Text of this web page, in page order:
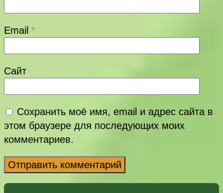
Email *
Сайт
Сохранить моё имя, email и адрес сайта в
этом браузере для последующих моих
комментариев.